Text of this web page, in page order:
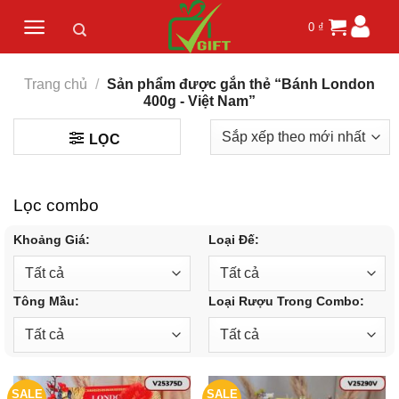
content
0 ₫
Trang chủ / Sản phẩm được gắn thẻ “Bánh London
400g - Việt Nam”
LỌC
Lọc combo
Khoảng Giá: Loại Đế:
Tông Mầu: Loại Rượu Trong Combo:
SALE SALE